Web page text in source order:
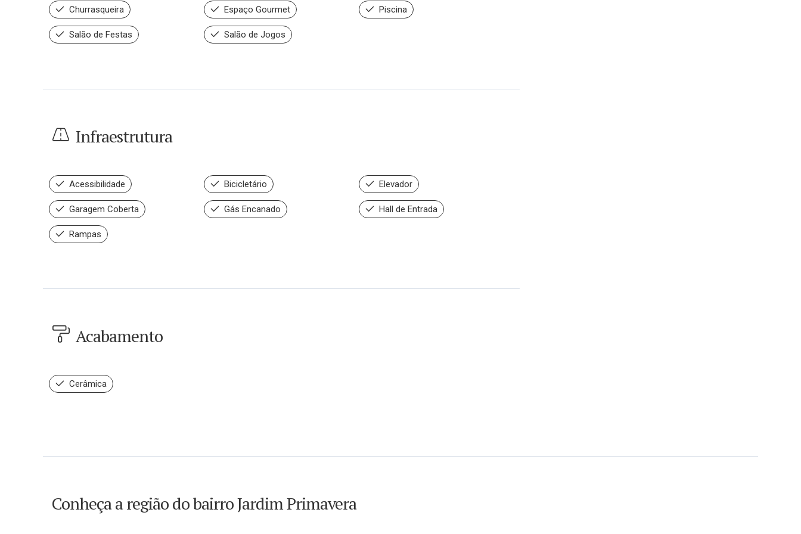
Churrasqueira Espaço Gourmet Piscina
Salão de Festas Salão de Jogos
Infraestrutura
Acessibilidade Bicicletário Elevador
Garagem Coberta Gás Encanado Hall de Entrada
Rampas
Acabamento
Cerâmica
Conheça a região do bairro Jardim Primavera